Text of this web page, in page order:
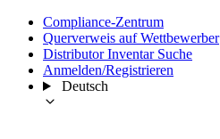
Compliance-Zentrum
Querverweis auf Wettbewerber
Distributor Inventar Suche
Anmelden/Registrieren
Deutsch